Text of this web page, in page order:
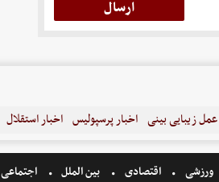
عمل زیبایی بینی اخبار پرسپولیس اخبار استقلال
ورزشی اقتصادی بین الملل اجتماعی